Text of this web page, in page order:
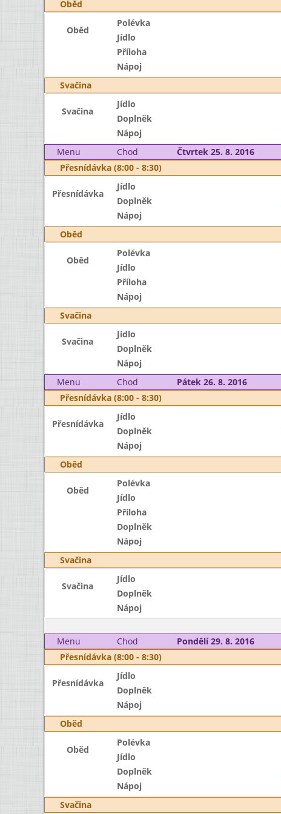
Oběd
Oběd
Polévka
Jídlo
Příloha
Nápoj
Svačina
Svačina
Jídlo
Doplněk
Nápoj
Menu
Chod Čtvrtek 25. 8. 2016
Přesnídávka (8:00 - 8:30)
Přesnídávka
Jídlo
Doplněk
Nápoj
Oběd
Oběd
Polévka
Jídlo
Příloha
Nápoj
Svačina
Svačina
Jídlo
Doplněk
Nápoj
Menu
Chod Pátek 26. 8. 2016
Přesnídávka (8:00 - 8:30)
Přesnídávka
Jídlo
Doplněk
Nápoj
Oběd
Oběd
Polévka
Jídlo
Příloha
Doplněk
Nápoj
Svačina
Svačina
Jídlo
Doplněk
Nápoj
Menu
Chod Pondělí 29. 8. 2016
Přesnídávka (8:00 - 8:30)
Přesnídávka
Jídlo
Doplněk
Nápoj
Oběd
Oběd
Polévka
Jídlo
Doplněk
Nápoj
Svačina